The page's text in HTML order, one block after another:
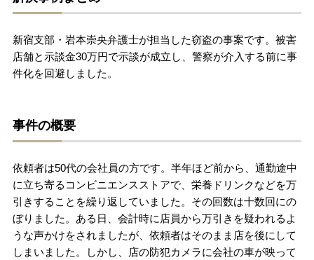
弁護士紹介
弁護士費用
解決実績
ご依頼者からのお手紙
無料相談の口コミ評判
新宿支部・岩本崇央弁護士が担当した窃盗の事案です。被害
店舗と示談金30万円で示談が成立し、警察が介入する前に事
件化を回避しました。
事件の概要
依頼者は50代の会社員の方です。半年ほど前から、通勤途中
に立ち寄るコンビニエンスストアで、栄養ドリンクなどを万
引きすることを繰り返していました。その回数は十数回にの
ぼりました。ある日、会計時に店員から万引きを疑われるよ
うな声かけをされましたが、依頼者はそのまま店を後にして
しまいました。しかし、店の防犯カメラに会社の車が映って